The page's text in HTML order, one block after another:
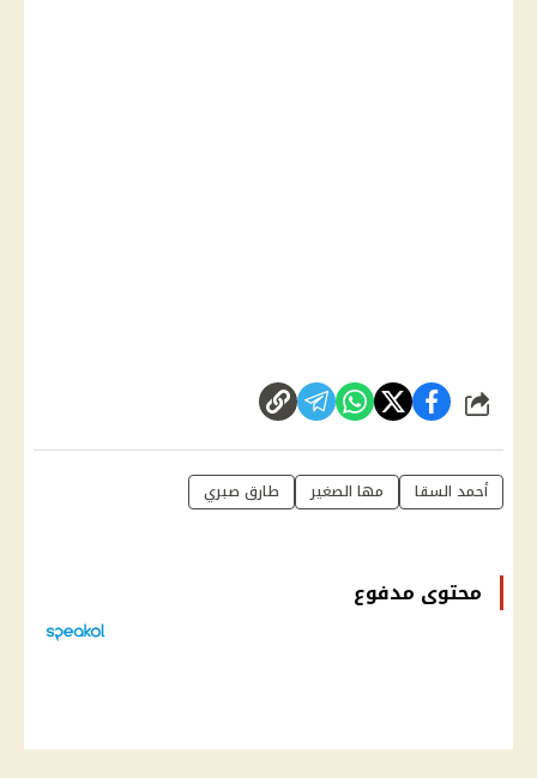
شارك
أحمد السقا مها الصغير طارق صبري
محتوى مدفوع